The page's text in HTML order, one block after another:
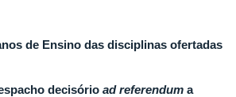
de Ensino das disciplinas ofertadas
decisório ad referendum a